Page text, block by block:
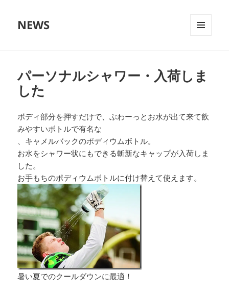
NEWS
パーソナルシャワー・入荷しま
した
ボディ部分を押すだけで、ぶわーっとお水が出て来て飲
みやすいボトルで有名な
、キャメルバックのポディウムボトル。
お水をシャワー状にもできる斬新なキャップが入荷しま
した。
お手もちのポディウムボトルに付け替えて使えます。
暑い夏でのクールダウンに最適！